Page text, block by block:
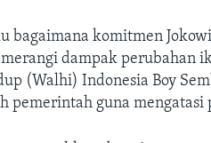
bagaimana komitmen
dampak perubahan
(Walhi) Indonesia Boy
pemerintah guna